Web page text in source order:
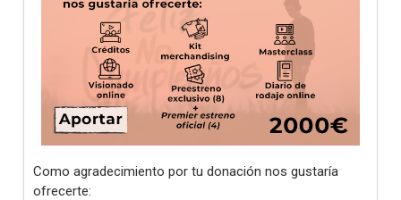
Como agradecimiento por tu donación nos gustaría
ofrecerte: